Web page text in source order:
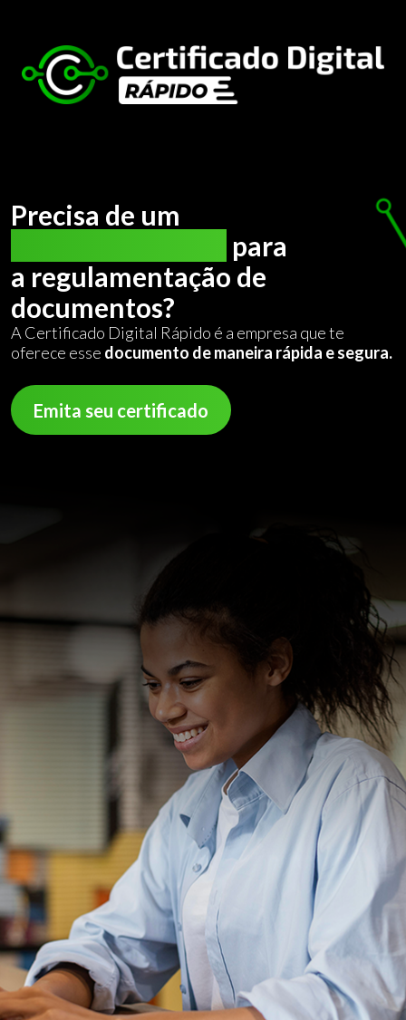
Precisa de um
para
a regulamentação de
documentos?
A Certificado Digital Rápido é a empresa que te
oferece esse documento de maneira rápida e segura.
Emita seu certificado